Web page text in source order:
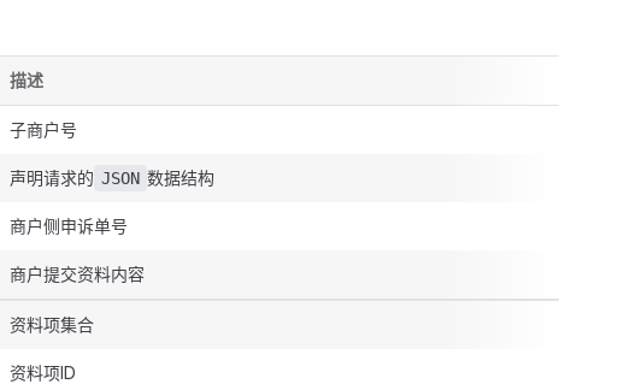
描述
子商户号
声明请求的 JSON 数据结构
商户侧申诉单号
商户提交资料内容
资料项集合
资料项ID